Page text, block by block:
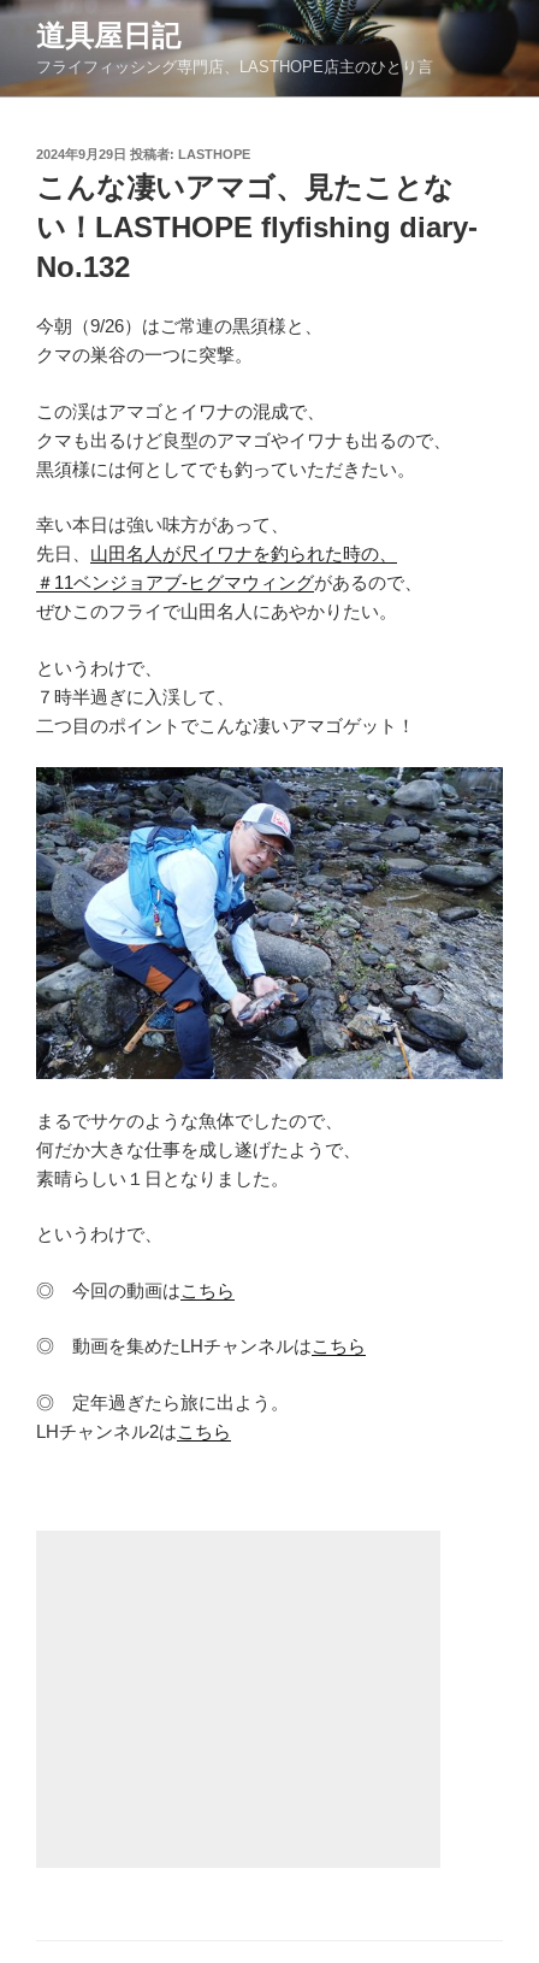
コ
ン
道具屋日記
フライフィッシング専門店、LASTHOPE店主のひとり言
投
稿
日:
2024年9月29日 投稿者: LASTHOPE
こんな凄いアマゴ、見たことな
い！LASTHOPE flyfishing diary-
No.132
今朝（9/26）はご常連の黒須様と、
クマの巣谷の一つに突撃。
この渓はアマゴとイワナの混成で、
クマも出るけど良型のアマゴやイワナも出るので、
黒須様には何としてでも釣っていただきたい。
幸い本日は強い味方があって、
先日、 山田名人が尺イワナを釣られた時の、
＃11ベンジョアブ-ヒグマウィングがあるので、
ぜひこのフライで山田名人にあやかりたい。
というわけで、
７時半過ぎに入渓して、
二つ目のポイントでこんな凄いアマゴゲット！
まるでサケのような魚体でしたので、
何だか大きな仕事を成し遂げたようで、
素晴らしい１日となりました。
というわけで、
◎ 今回の動画はこちら
◎ 動画を集めたLHチャンネルはこちら
◎ 定年過ぎたら旅に出よう。
LHチャンネル2はこちら